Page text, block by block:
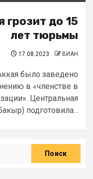
грозит до 15
лет тюрьмы
17.08.2023 ВИАН
было заведено
в «членстве в
Центральная
подготовила...